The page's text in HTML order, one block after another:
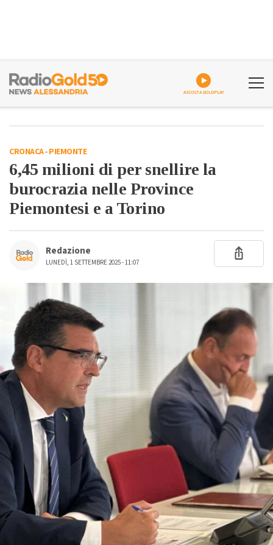
ASCOLTA GOLDPLAY
CRONACA-PIEMONTE
6,45 milioni di per snellire la
burocrazia nelle Province
Piemontesi e a Torino
Redazione
LUNEDÌ, 1 SETTEMBRE 2025 - 11:07